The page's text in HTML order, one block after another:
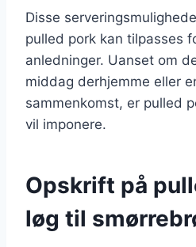
Disse
pulled pork kan tilpasses
anledninger. Uanset om
middag derhjemme eller
sammenkomst, er pulled
vil imponere.
Opskrift på
løg til